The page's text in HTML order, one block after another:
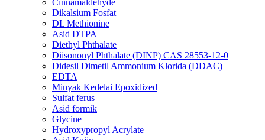
Cinnamaldehyde
Dikalsium Fosfat
DL Methionine
Asid DTPA
Diethyl Phthalate
Diisononyl Phthalate (DINP) CAS 28553-12-0
Didesil Dimetil Ammonium Klorida (DDAC)
EDTA
Minyak Kedelai Epoxidized
Sulfat ferus
Asid formik
Glycine
Hydroxypropyl Acrylate